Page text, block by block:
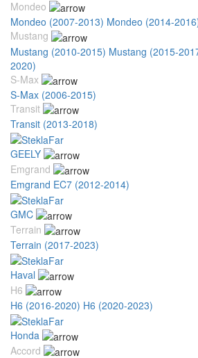
Mondeo
Mondeo (2007-2013) Mondeo (2014-
Mustang
Mustang (2010-2015) Mustang (2015-
2020)
S-Max
S-Max (2006-2015)
Transit
Transit (2013-2018)
GEELY
Emgrand
Emgrand EC7 (2012-2014)
GMC
Terrain
Terrain (2017-2023)
Haval
H6
H6 (2016-2020) H6 (2020-2023)
Honda
Accord